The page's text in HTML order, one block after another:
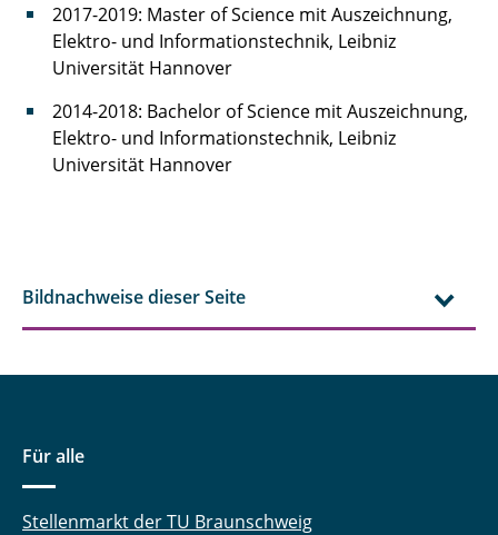
2017-2019: Master of Science mit Auszeichnung,
Elektro- und Informationstechnik, Leibniz
Universität Hannover
2014-2018: Bachelor of Science mit Auszeichnung,
Elektro- und Informationstechnik, Leibniz
Universität Hannover
Bildnachweise dieser Seite
Für alle
Stellenmarkt der TU Braunschweig